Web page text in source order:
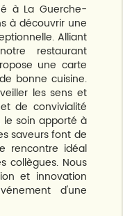
à La Guerche-
à découvrir une
Alliant
restaurant
une carte
bonne cuisine.
les sens et
de convivialité
le soin apporté à
saveurs font de
rencontre idéal
collègues. Nous
et innovation
d'une